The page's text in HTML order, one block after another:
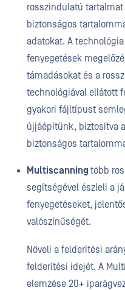
rosszindulatú
biztonságos
adatokat. A
fenyegetések
támadásokat és a
technológiával ellátott
gyakori fájltípust
újjáépítünk, biztosítva
biztonságos
Multiscanning több
segítségével észleli a
fenyegetéseket,
valószínűségét.
Növeli a felderítési
felderítési idejét. A
elemzése 20+